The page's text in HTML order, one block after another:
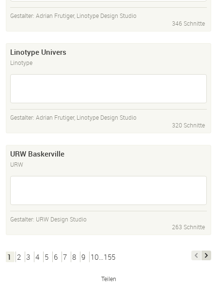
Gestalter: Adrian Frutiger, Linotype Design Studio
346 Schnitte
Linotype Univers
Linotype
Gestalter: Adrian Frutiger, Linotype Design Studio
320 Schnitte
URW Baskerville
URW
Gestalter: URW Design Studio
263 Schnitte
1 2 3 4 5 6 7 8 9 10…155
Teilen